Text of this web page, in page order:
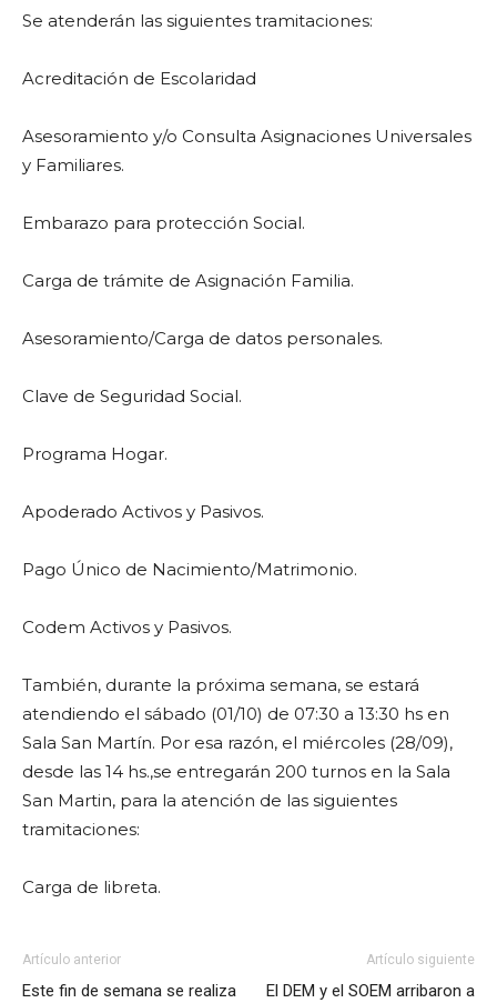
Se atenderán las siguientes tramitaciones:
Acreditación de Escolaridad
Asesoramiento y/o Consulta Asignaciones Universales
y Familiares.
Embarazo para protección Social.
Carga de trámite de Asignación Familia.
Asesoramiento/Carga de datos personales.
Clave de Seguridad Social.
Programa Hogar.
Apoderado Activos y Pasivos.
Pago Único de Nacimiento/Matrimonio.
Codem Activos y Pasivos.
También, durante la próxima semana, se estará
atendiendo el sábado (01/10) de 07:30 a 13:30 hs en
Sala San Martín. Por esa razón, el miércoles (28/09),
desde las 14 hs.,se entregarán 200 turnos en la Sala
San Martin, para la atención de las siguientes
tramitaciones:
Carga de libreta.
Artículo anterior
Este fin de semana se realiza
Artículo siguiente
El DEM y el SOEM arribaron a